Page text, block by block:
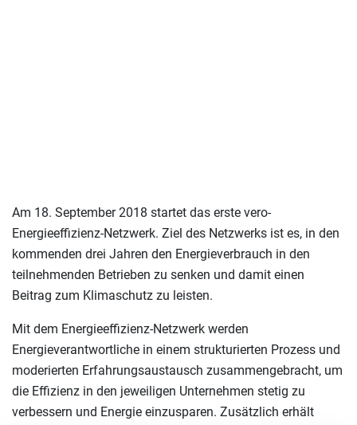
Am 18. September 2018 startet das erste vero-
Energieeffizienz-Netzwerk. Ziel des Netzwerks ist es, in den
kommenden drei Jahren den Energieverbrauch in den
teilnehmenden Betrieben zu senken und damit einen
Beitrag zum Klimaschutz zu leisten.
Mit dem Energieeffizienz-Netzwerk werden
Energieverantwortliche in einem strukturierten Prozess und
moderierten Erfahrungsaustausch zusammengebracht, um
die Effizienz in den jeweiligen Unternehmen stetig zu
verbessern und Energie einzusparen. Zusätzlich erhält